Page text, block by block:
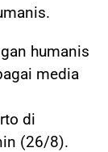
humanis
media
di
(26/8).